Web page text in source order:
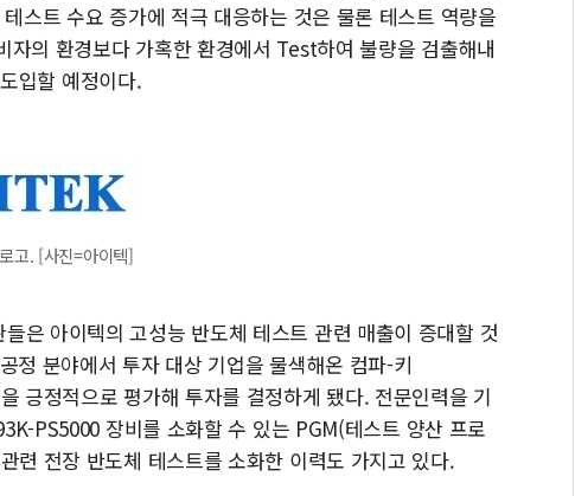
스트 수요 증가에 적극 대응하는 것은 물론 테스트 역량을
의 환경보다 가혹한 환경에서 Test하여 불량을 검출해내
입할 예정이다.
고. [사진=아이텍]
은 아이텍의 고성능 반도체 테스트 관련 매출이 증대할 것
정 분야에서 투자 대상 기업을 물색해온 컴파-키
긍정적으로 평가해 투자를 결정하게 됐다. 전문인력을 기
PS5000 장비를 소화할 수 있는 PGM(테스트 양산 프로
련 전장 반도체 테스트를 소화한 이력도 가지고 있다.